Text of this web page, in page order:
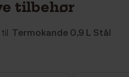
tilbehør
Termokande 0,9 L Stål